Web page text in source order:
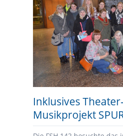
Inklusives
Musikprojekt